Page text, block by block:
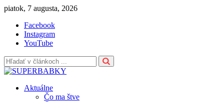
Skip
content
piatok, 7 augusta, 2026
Facebook
Instagram
YouTube
Aktuálne
Čo ma štve